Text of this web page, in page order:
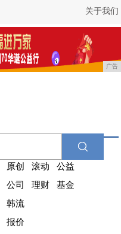
关于我们
广告
原创 滚动
公益
公司 理财
基金
韩流
报价